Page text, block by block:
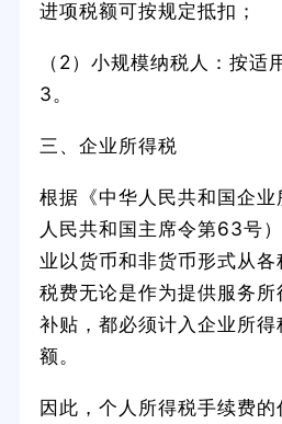
进项税额可按规定抵扣；
（2）小规模纳税人：按适
3。
三、企业所得税
根据《中华人民共和国企
人民共和国主席令第63号
业以货币和非货币形式从
税费无论是作为提供服务
补贴，都必须计入企业所
额。
因此，个人所得税手续费